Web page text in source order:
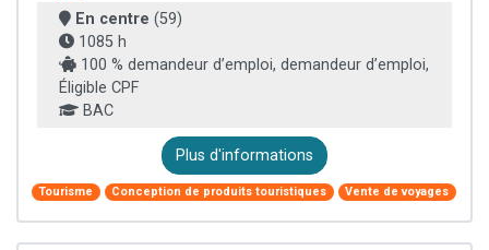
En centre (59)
1085 h
100 % demandeur d’emploi, demandeur d’emploi,
Éligible CPF
BAC
Plus d'informations
Tourisme Conception de produits touristiques Vente de voyages